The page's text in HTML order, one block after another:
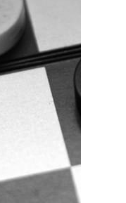
służą do
Ci komfortowe
na podejmowane
Twoich
wypełniania
korzystasz, może
stronie
przez Ciebie
wybrane